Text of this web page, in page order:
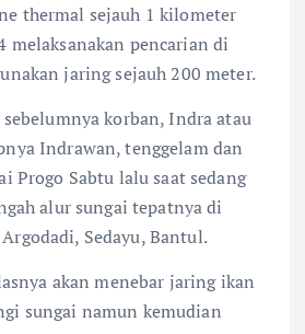
thermal sejauh 1 kilometer
melaksanakan pencarian di
jaring sejauh 200 meter.
korban, Indra atau
Indrawan, tenggelam dan
Progo Sabtu lalu saat sedang
alur sungai tepatnya di
Sedayu, Bantul.
akan menebar jaring ikan
sungai namun kemudian